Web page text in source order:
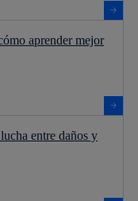
aprender mejor
entre daños y